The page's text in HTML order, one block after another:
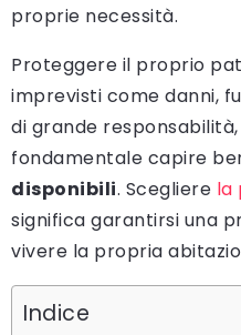
proprie necessità.
Proteggere il proprio
imprevisti come danni,
di grande
fondamentale capire
disponibili. Scegliere la
significa garantirsi una
vivere la propria
Indice